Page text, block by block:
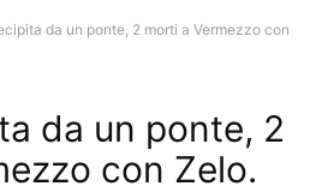
da un ponte, 2 morti a Vermezzo con
da un ponte, 2
con Zelo.